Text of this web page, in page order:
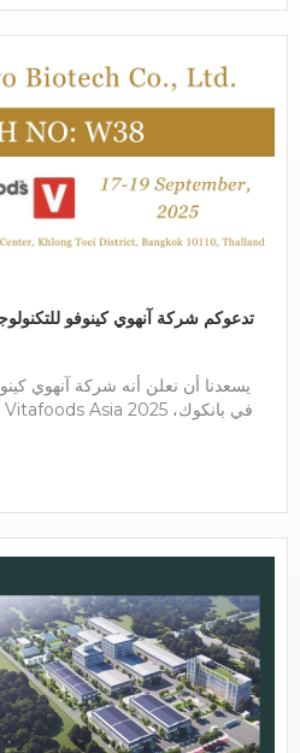
تم تحديد العديد من الفرص
ترغبون في استكشاف المزيد من فرص
تدعوكم شركة آنهوي كينوفو
يسعدنا أن نعلن أنه شركة آنهوي
عملك لا تفوتوا هذه الفرصة
المشترك. للاجتماعات المجدولة مسبقًا
. نراكم في بانكوك! شركة
آنهوي